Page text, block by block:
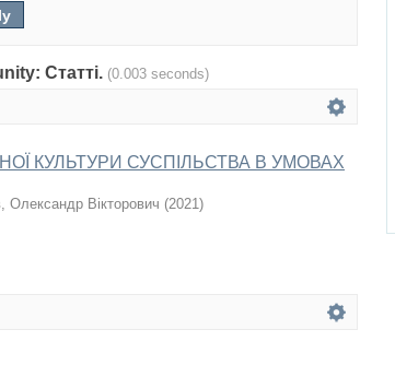
Статті. (0.003 seconds)
КУЛЬТУРИ СУСПІЛЬСТВА В УМОВАХ
Олександр Вікторович (2021)